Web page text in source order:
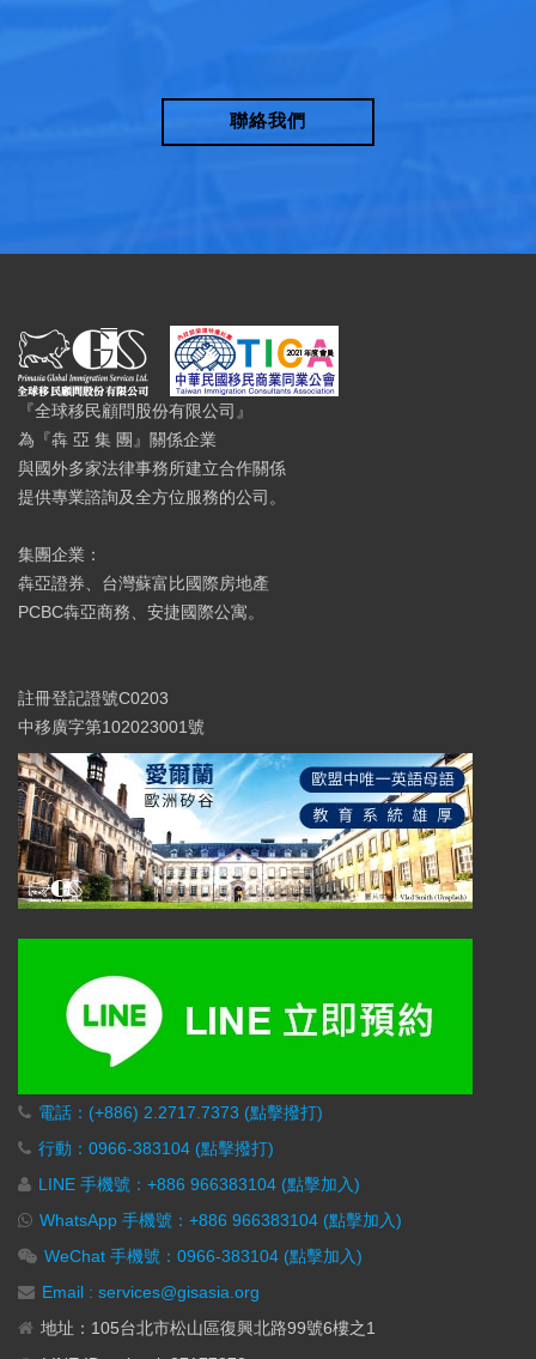
聯絡我們
『全球移民顧問股份有限公司』
為『犇 亞 集 團』關係企業
與國外多家法律事務所建立合作關係
提供專業諮詢及全方位服務的公司。
集團企業：
犇亞證券、台灣蘇富比國際房地產
PCBC犇亞商務、安捷國際公寓。
註冊登記證號C0203
中移廣字第102023001號
電話：(+886) 2.2717.7373 (點擊撥打)
行動：0966-383104 (點擊撥打)
LINE 手機號：+886 966383104 (點擊加入)
WhatsApp 手機號：+886 966383104 (點擊加入)
WeChat 手機號：0966-383104 (點擊加入)
Email : services@gisasia.org
地址：105台北市松山區復興北路99號6樓之1